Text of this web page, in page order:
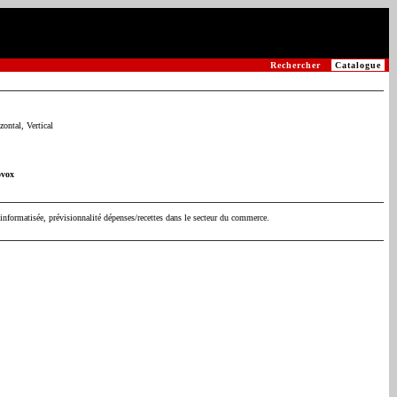
Catalogue
Rechercher
Vertical
prévisionnalité dépenses/recettes dans le secteur du commerce.